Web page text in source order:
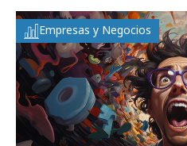
Empresas y Negocios